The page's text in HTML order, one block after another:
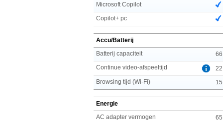
Microsoft Copilot
Copilot+ pc
Accu/Batterij
Batterij capaciteit
Continue video-afspeeltijd
Browsing tijd (Wi-Fi)
Energie
AC adapter vermogen